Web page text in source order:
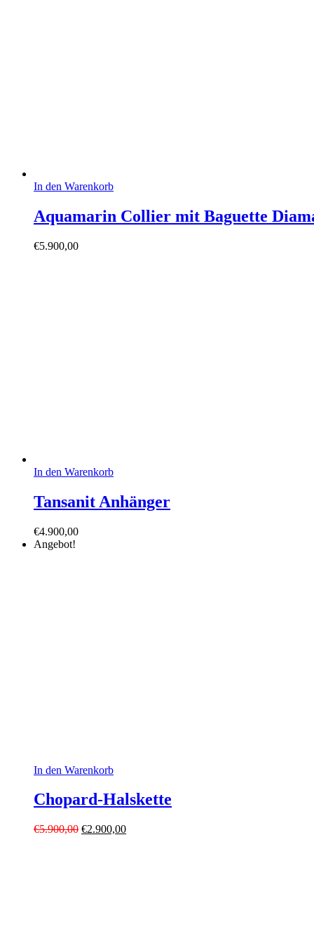
In den Warenkorb
Aquamarin Collier mit Baguette
€5.900,00
In den Warenkorb
Tansanit Anhänger
€4.900,00
Angebot!
In den Warenkorb
Chopard-Halskette
€5.900,00 Ursprünglicher
€2.900,00Aktueller